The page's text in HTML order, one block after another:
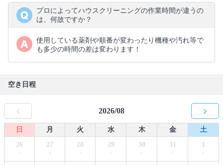
プロによってハウスクリーニングの作業時間が違うの
は、何故ですか？
使用している薬剤や順番が変わったり機種や汚れ等で
も多少の時間の差は変わります！
空き日程
2026/08
日 月 火 水 木 金
土
26
-
27
-
28
-
29
-
30
-
31
-
1
-